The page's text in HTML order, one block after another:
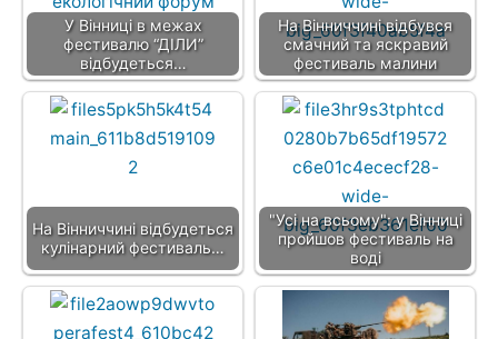
У Вінниці в межах
фестивалю “ДІЛИ”
відбудеться…
На Вінниччині відбувся
смачний та яскравий
фестиваль малини
На Вінниччині відбудеться
кулінарний фестиваль…
"Усі на всьому": у Вінниці
пройшов фестиваль на
воді